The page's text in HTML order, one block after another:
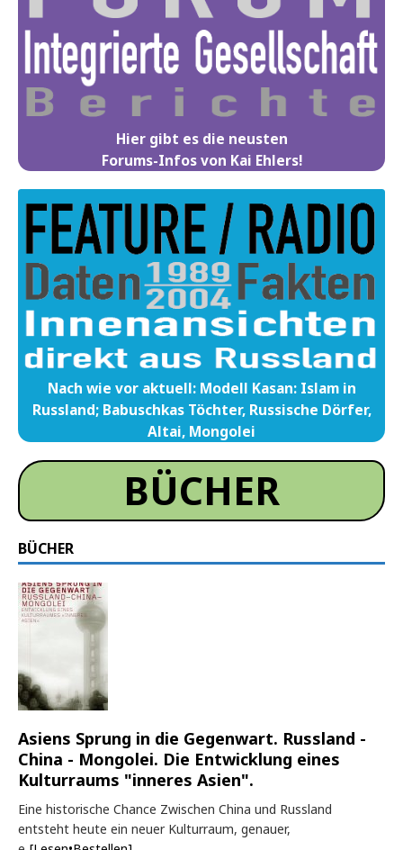
Hier gibt es die neusten
Forums-Infos von Kai Ehlers!
Nach wie vor aktuell: Modell Kasan: Islam in
Russland; Babuschkas Töchter, Russische Dörfer,
Altai, Mongolei
BÜCHER
BÜCHER
Asiens Sprung in die Gegenwart. Russland -
China - Mongolei. Die Entwicklung eines
Kulturraums "inneres Asien".
Eine historische Chance Zwischen China und Russland
entsteht heute ein neuer Kulturraum, genauer,